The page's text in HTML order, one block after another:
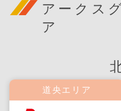
アークス
ア
道央エリア